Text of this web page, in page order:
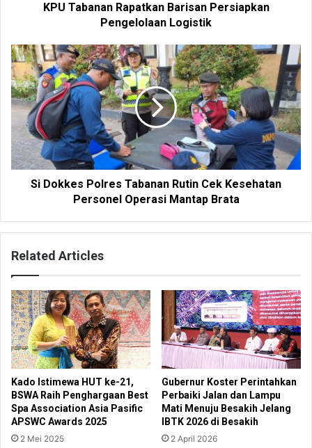
KPU Tabanan Rapatkan Barisan Persiapkan
Pengelolaan Logistik
Si Dokkes Polres Tabanan Rutin Cek Kesehatan
Personel Operasi Mantap Brata
Related Articles
Kado Istimewa HUT ke-21,
BSWA Raih Penghargaan Best
Spa Association Asia Pasific
APSWC Awards 2025
2 Mei 2025
Gubernur Koster Perintahkan
Perbaiki Jalan dan Lampu
Mati Menuju Besakih Jelang
IBTK 2026 di Besakih
2 April 2026